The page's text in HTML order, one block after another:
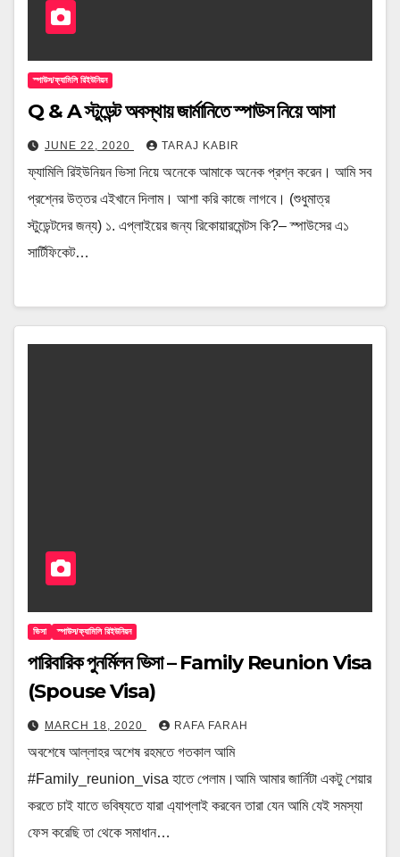
স্পাউস/ফ্যামিলি রিইউনিয়ন
Q & A স্টুডেন্ট অবস্থায় জার্মানিতে স্পাউস নিয়ে আসা
JUNE 22, 2020 TARAJ KABIR
ফ্যামিলি রিইউনিয়ন ভিসা নিয়ে অনেকে আমাকে অনেক প্রশ্ন করেন। আমি সব
প্রশ্নের উত্তর এইখানে দিলাম। আশা করি কাজে লাগবে। (শুধুমাত্র
স্টুডেন্টদের জন্য) ১. এপ্লাইয়ের জন্য রিকোয়ারমেন্টস কি?– স্পাউসের এ১
সার্টিফিকেট…
ভিসা স্পাউস/ফ্যামিলি রিইউনিয়ন
পারিবারিক পুনর্মিলন ভিসা – Family Reunion Visa
(Spouse Visa)
MARCH 18, 2020 RAFA FARAH
অবশেষে আল্লাহর অশেষ রহমতে গতকাল আমি
#Family_reunion_visa হাতে পেলাম।আমি আমার জার্নিটা একটু শেয়ার
করতে চাই যাতে ভবিষ্যতে যারা এ্যাপ্লাই করবেন তারা যেন আমি যেই সমস্যা
ফেস করেছি তা থেকে সমাধান…